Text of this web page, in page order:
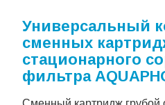
Универсальный
сменных
стационарного
фильтра